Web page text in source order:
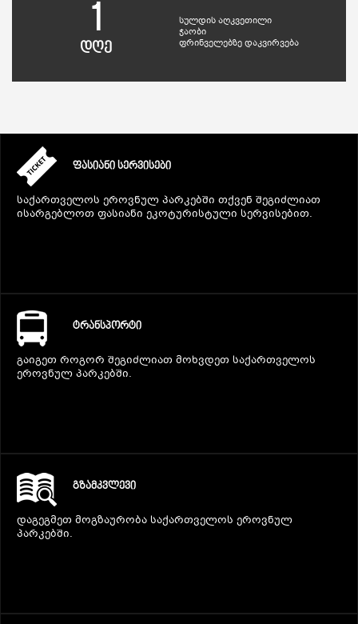
1
დღე
სულდის აღკვეთილი
ჭაობი
ფრინველებზე დაკვირვება
ᲤᲐᲡᲘᲐᲜᲘ ᲡᲔᲠᲕᲘᲡᲔᲑᲘ
საქართველოს ეროვნულ პარკებში თქვენ შეგიძლიათ
ისარგებლოთ ფასიანი ეკოტურისტული სერვისებით.
ᲢᲠᲐᲜᲡᲞᲝᲠᲢᲘ
გაიგეთ როგორ შეგიძლიათ მოხვდეთ საქართველოს
ეროვნულ პარკებში.
ᲒᲖᲐᲛᲙᲕᲚᲔᲕᲘ
დაგეგმეთ მოგზაურობა საქართველოს ეროვნულ
პარკებში.